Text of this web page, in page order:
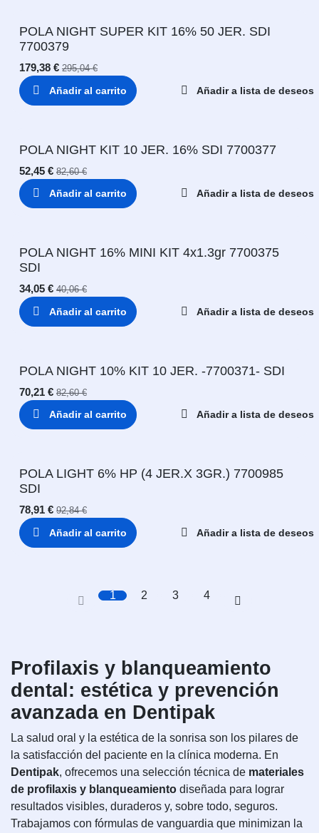
POLA NIGHT SUPER KIT 16% 50 JER. SDI
7700379
179,38 € 295,04€
Añadir al carrito Añadir a lista de deseos
POLA NIGHT KIT 10 JER. 16% SDI 7700377
52,45 € 82,60€
Añadir al carrito Añadir a lista de deseos
POLA NIGHT 16% MINI KIT 4x1.3gr 7700375
SDI
34,05 € 40,06€
Añadir al carrito Añadir a lista de deseos
POLA NIGHT 10% KIT 10 JER. -7700371- SDI
70,21 € 82,60€
Añadir al carrito Añadir a lista de deseos
POLA LIGHT 6% HP (4 JER.X 3GR.) 7700985
SDI
78,91 € 92,84€
Añadir al carrito Añadir a lista de deseos
1 2 3 4
Profilaxis y blanqueamiento
dental: estética y prevención
avanzada en Dentipak
La salud oral y la estética de la sonrisa son los pilares de
la satisfacción del paciente en la clínica moderna. En
Dentipak, ofrecemos una selección técnica de materiales
de profilaxis y blanqueamiento diseñada para lograr
resultados visibles, duraderos y, sobre todo, seguros.
Trabajamos con fórmulas de vanguardia que minimizan la